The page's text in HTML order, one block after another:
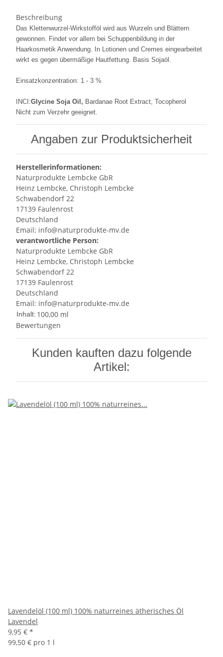
Beschreibung
Das Klettenwurzel-Wirkstofföl wird aus Wurzeln und Blättern
gewonnen. Findet vor allem bei Schuppenbildung in der
Haarkosmetik Anwendung. In Lotionen und Cremes eingearbeitet
wirkt es gegen übermäßige Hautfettung. Basis Sojaöl.
Einsatzkonzentration: 1 - 3 %
INCI:Glycine Soja Oil, Bardanae Root Extract, Tocopherol
Nicht zum Verzehr geeignet.
Angaben zur Produktsicherheit
Herstellerinformationen:
Naturprodukte Lembcke GbR
Heinz Lembcke, Christoph Lembcke
Schwabendorf 22
17139 Faulenrost
Deutschland
Email: info@naturprodukte-mv.de
verantwortliche Person:
Naturprodukte Lembcke GbR
Heinz Lembcke, Christoph Lembcke
Schwabendorf 22
17139 Faulenrost
Deutschland
Email: info@naturprodukte-mv.de
Inhalt: 100,00 ml
Bewertungen
Kunden kauften dazu folgende
Artikel:
Lavendelöl (100 ml) 100% naturreines ätherisches Öl
Lavendel
9,95 € *
99,50 € pro 1 l